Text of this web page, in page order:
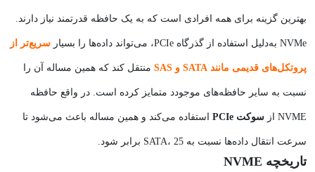
بهترین گزینه برای همه افرادی است که به یک حافظه قدرتمند نیاز دارند.
NVMe به‌دلیل استفاده از گذرگاه PCIe، می‌تواند داده‌ها را بسیار سریع‌تر از
پروتکل‌های قدیمی مانند SATA و SAS منتقل کند که همین مساله آن را
نسبت به سایر حافظه‌‎های موجودد متمایز کرده است. در واقع حافظه
NVME از سوکت PCIe استفاده می‌کند و همین مساله باعث می‌شود تا
سرعت انتقال داده‌ها نسبت به SATA، 25 برابر شود.
تاریخچه NVME